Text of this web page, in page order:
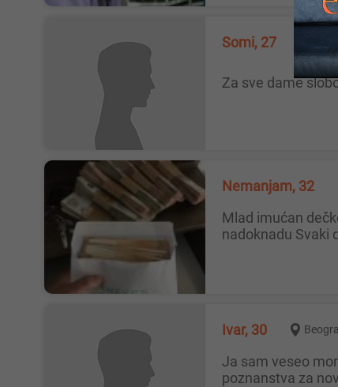
Somi, 27
Za sve dame
Nemanjam, 32
Mlad imućan dečko traži devojku za druženje Može i da duže vreme , pre svakog vidjenja od mene dobijate novac kao
nadoknadu Svaki
Ivar, 30
Ja sam veseo momak koji ume da radi sve vrste masaže, erotski relaks i slično. Radim i klasične masaže. Tražim nova
poznanstva za